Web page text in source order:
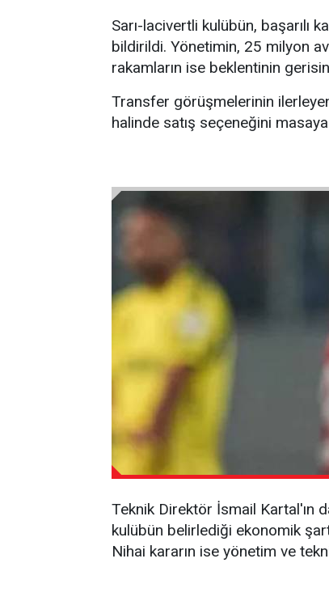
Sarı-lacivertli kulübün, başarılı
bildirildi. Yönetimin, 25 milyon
rakamların ise beklentinin
Transfer görüşmelerinin
halinde satış seçeneğini masaya
Teknik Direktör İsmail Kartal'ın
kulübün belirlediği ekonomik
Nihai kararın ise yönetim ve